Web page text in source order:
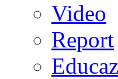
Video
Report